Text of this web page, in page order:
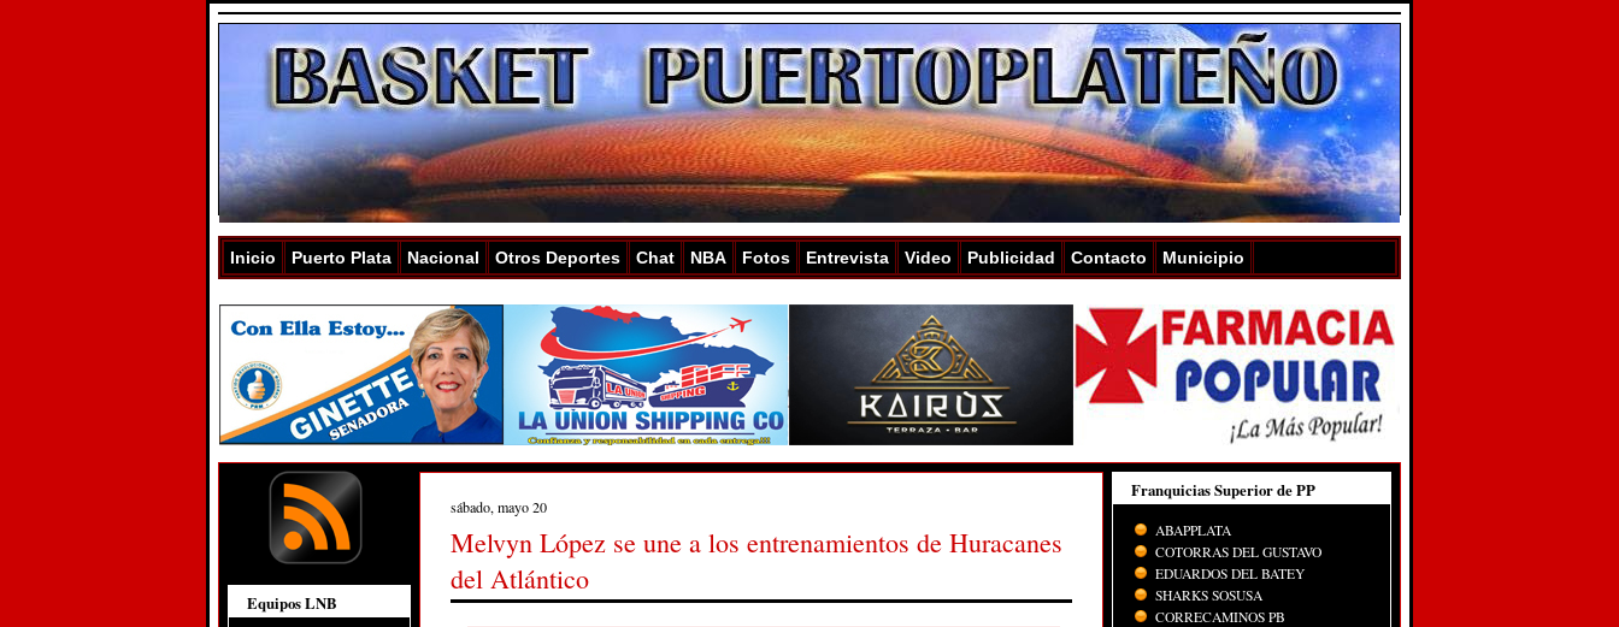
Inicio Puerto Plata Nacional Otros Deportes Chat NBA Fotos Entrevista Video Publicidad Contacto Municipio
Equipos LNB
sábado, mayo 20
Melvyn López se une a los entrenamientos de Huracanes
del Atlántico
Franquicias Superior de PP
ABAPPLATA
COTORRAS DEL GUSTAVO
EDUARDOS DEL BATEY
SHARKS SOSUSA
CORRECAMINOS PB